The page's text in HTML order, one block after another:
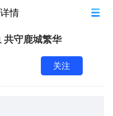
情
共守鹿城繁华
关注